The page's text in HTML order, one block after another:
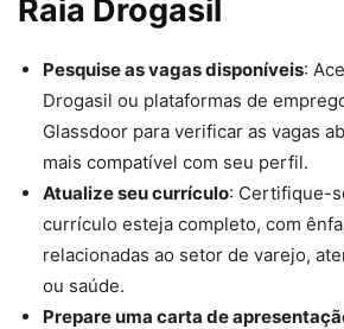
Raia Drogasil
Pesquise as vagas disponíveis:
Drogasil ou plataformas de
Glassdoor para verificar as vagas
mais compatível com seu perfil.
Atualize seu currículo: Certifique-
currículo esteja completo, com
relacionadas ao setor de varejo,
ou saúde.
Prepare uma carta de